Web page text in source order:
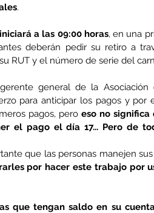
.
iniciará a las 09:00 horas
deberán pedir su retiro a
RUT y el número de serie del
general de la Asociación
para anticipar los pagos y por
pagos, pero eso no
el pago el día 17... Pero de
que las personas manejen
por hacer este trabajo por
que tengan saldo en su